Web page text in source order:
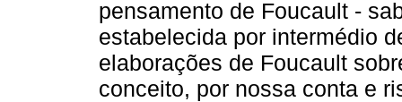
pensamento de Foucault -
estabelecida por intermédio
elaborações de Foucault
conceito, por nossa conta e